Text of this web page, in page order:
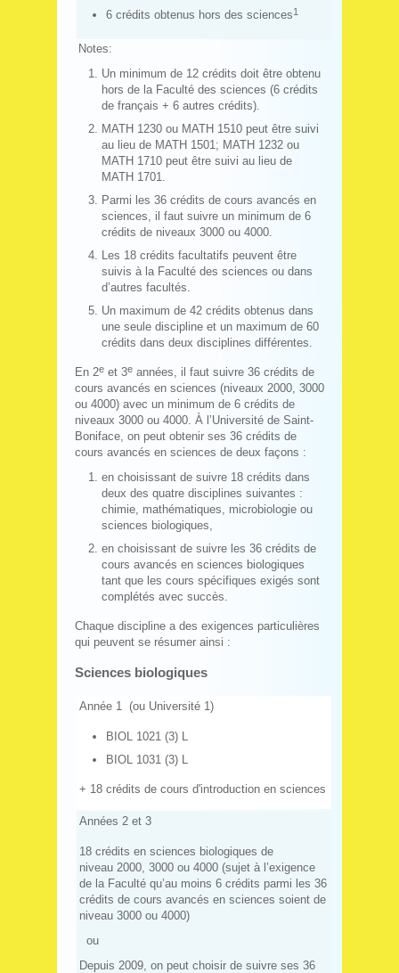
6 crédits obtenus hors des sciences1
Notes:
Un minimum de 12 crédits doit être obtenu
hors de la Faculté des sciences (6 crédits
de français + 6 autres crédits).
MATH 1230 ou MATH 1510 peut être suivi
au lieu de MATH 1501; MATH 1232 ou
MATH 1710 peut être suivi au lieu de
MATH 1701.
Parmi les 36 crédits de cours avancés en
sciences, il faut suivre un minimum de 6
crédits de niveaux 3000 ou 4000.
Les 18 crédits facultatifs peuvent être
suivis à la Faculté des sciences ou dans
d’autres facultés.
Un maximum de 42 crédits obtenus dans
une seule discipline et un maximum de 60
crédits dans deux disciplines différentes.
En 2e et 3e années, il faut suivre 36 crédits de
cours avancés en sciences (niveaux 2000, 3000
ou 4000) avec un minimum de 6 crédits de
niveaux 3000 ou 4000. À l’Université de Saint-
Boniface, on peut obtenir ses 36 crédits de
cours avancés en sciences de deux façons :
en choisissant de suivre 18 crédits dans
deux des quatre disciplines suivantes :
chimie, mathématiques, microbiologie ou
sciences biologiques,
en choisissant de suivre les 36 crédits de
cours avancés en sciences biologiques
tant que les cours spécifiques exigés sont
complétés avec succès.
Chaque discipline a des exigences particulières
qui peuvent se résumer ainsi :
Sciences biologiques
Année 1 (ou Université 1)
BIOL 1021 (3) L
BIOL 1031 (3) L
+ 18 crédits de cours d'introduction en sciences
Années 2 et 3
18 crédits en sciences biologiques de
niveau 2000, 3000 ou 4000 (sujet à l’exigence
de la Faculté qu’au moins 6 crédits parmi les 36
crédits de cours avancés en sciences soient de
niveau 3000 ou 4000)
ou
Depuis 2009, on peut choisir de suivre ses 36